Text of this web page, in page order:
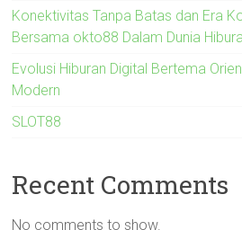
Konektivitas Tanpa Batas dan Era
Bersama okto88 Dalam Dunia
Evolusi Hiburan Digital Bertema
Modern
SLOT88
Recent Comments
No comments to show.